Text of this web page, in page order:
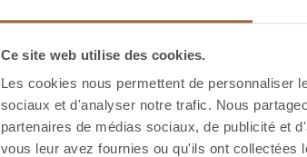
Ce site web utilise des cookies.
Les cookies nous permettent de personnaliser
sociaux et d'analyser notre trafic. Nous
partenaires de médias sociaux, de publicité et
vous leur avez fournies ou qu'ils ont collectées